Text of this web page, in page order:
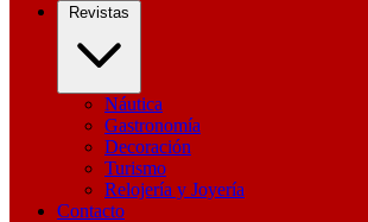
Revistas
Náutica
Gastronomía
Decoración
Turismo
Relojería y Joyería
Contacto